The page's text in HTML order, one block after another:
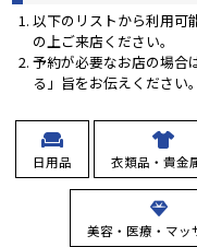
以下のリストから利用可
の上ご来店ください。
予約が必要なお店の場合
る」旨をお伝えください。
日用品 衣類品・貴金
美容・医療・マッ